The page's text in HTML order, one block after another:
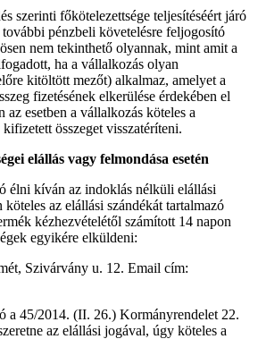
szerinti főkötelezettsége teljesítéséért járó
pénzbeli követelésre feljogosító
nem tekinthető olyannak, mint amit a
ha a vállalkozás olyan
kitöltött mezőt) alkalmaz, amelyet a
fizetésének elkerülése érdekében el
az esetben a vállalkozás köteles a
összeget visszatéríteni.
elállás vagy felmondása esetén
élni kíván az indoklás nélküli elállási
köteles az elállási szándékát tartalmazó
kézhezvételétől számított 14 napon
egyikére elküldeni:
Szivárvány u. 12. Email cím:
a 45/2014. (II. 26.) Kormányrendelet 22.
az elállási jogával, úgy köteles a